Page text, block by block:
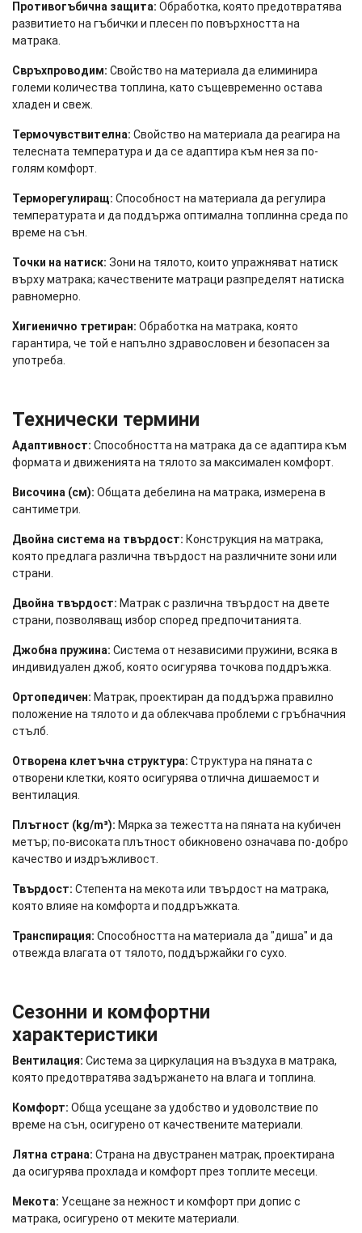
Противогъбична защита: Обработка, която предотвратява
развитието на гъбички и плесен по повърхността на
матрака.
Свръхпроводим: Свойство на материала да елиминира
големи количества топлина, като същевременно остава
хладен и свеж.
Термочувствителна: Свойство на материала да реагира на
телесната температура и да се адаптира към нея за по-
голям комфорт.
Терморегулиращ: Способност на материала да регулира
температурата и да поддържа оптимална топлинна среда по
време на сън.
Точки на натиск: Зони на тялото, които упражняват натиск
върху матрака; качествените матраци разпределят натиска
равномерно.
Хигиенично третиран: Обработка на матрака, която
гарантира, че той е напълно здравословен и безопасен за
употреба.
Технически термини
Адаптивност: Способността на матрака да се адаптира към
формата и движенията на тялото за максимален комфорт.
Височина (см): Общата дебелина на матрака, измерена в
сантиметри.
Двойна система на твърдост: Конструкция на матрака,
която предлага различна твърдост на различните зони или
страни.
Двойна твърдост: Матрак с различна твърдост на двете
страни, позволяващ избор според предпочитанията.
Джобна пружина: Система от независими пружини, всяка в
индивидуален джоб, която осигурява точкова поддръжка.
Ортопедичен: Матрак, проектиран да поддържа правилно
положение на тялото и да облекчава проблеми с гръбначния
стълб.
Отворена клетъчна структура: Структура на пяната с
отворени клетки, която осигурява отлична дишаемост и
вентилация.
Плътност (kg/m³): Мярка за тежестта на пяната на кубичен
метър; по-високата плътност обикновено означава по-добро
качество и издръжливост.
Твърдост: Степента на мекота или твърдост на матрака,
която влияе на комфорта и поддръжката.
Транспирация: Способността на материала да "диша" и да
отвежда влагата от тялото, поддържайки го сухо.
Сезонни и комфортни
характеристики
Вентилация: Система за циркулация на въздуха в матрака,
която предотвратява задържането на влага и топлина.
Комфорт: Обща усещане за удобство и удоволствие по
време на сън, осигурено от качествените материали.
Лятна страна: Страна на двустранен матрак, проектирана
да осигурява прохлада и комфорт през топлите месеци.
Мекота: Усещане за нежност и комфорт при допис с
матрака, осигурено от меките материали.